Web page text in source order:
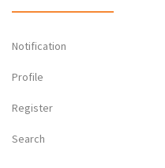
Notification
Profile
Register
Search